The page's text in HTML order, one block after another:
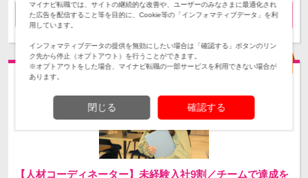
気になる 求人詳細を見る
【人材コーディネーター】未経験入社9割／チームで達成を
マイナビ転職では、サイトの継続的な改善や、ユーザーのみなさまに最適化され
た広告を配信すること等を目的に、Cookie等の「インフォマティブデータ」を利
用しています。
インフォマティブデータの提供を無効にしたい場合は「確認する」ボタンのリン
ク先から停止（オプトアウト）を行うことができます。
※オプトアウトをした場合、マイナビ転職の一部サービスを利用できない場合が
あります。
閉じる 確認する